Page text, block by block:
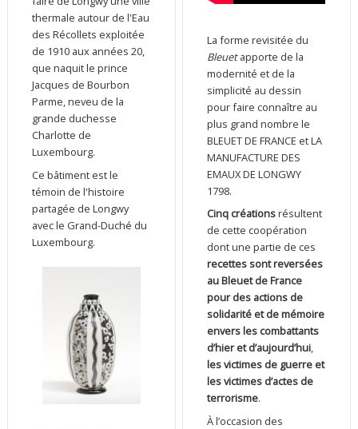
thermale autour de l'Eau
des Récollets exploitée
de 1910 aux années 20,
que naquit le prince
Jacques de Bourbon
Parme, neveu de la
grande duchesse
Charlotte de
Luxembourg.
Ce bâtiment est le
témoin de l'histoire
partagée de Longwy
avec le Grand-Duché du
Luxembourg.
La forme revisitée du
Bleuetapporte de la
modernité et de la
simplicité au dessin
pour faire connaître au
plus grand nombre le
BLEUET DE FRANCE et LA
MANUFACTURE DES
EMAUX DE LONGWY
1798.
Cinq créationsrésultent
de cette coopération
dont une partie de ces
recettes sont reversées
au Bleuet de France
pour des actions de
solidarité et de mémoire
envers les combattants
d’hier et d’aujourd’hui,
les victimes de guerre et
les victimes d’actes de
terrorisme.
À l’occasion des